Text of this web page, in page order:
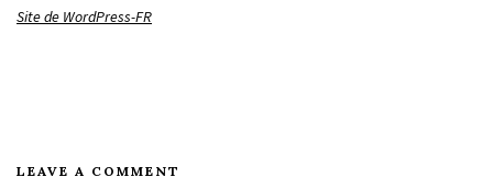
Site de WordPress-FR
LEAVE A COMMENT